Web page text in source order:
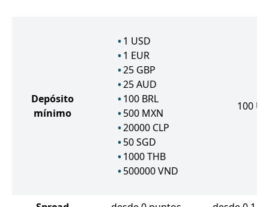
Depósito
mínimo
1 USD
1 EUR
25 GBP
25AUD
100 BRL
500 MXN
20000 CLP
50SGD
1000THB
500000VND
100